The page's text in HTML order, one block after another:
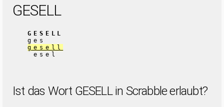
GESELL
GESELL
ges
gesell
esel
Ist das Wort GESELL in Scrabble erlaubt?